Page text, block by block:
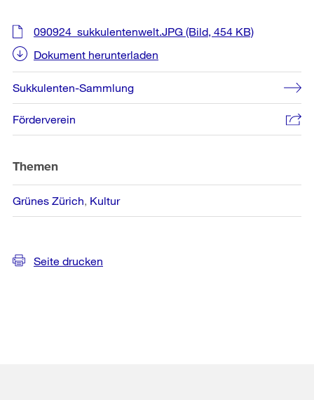
Weitere
Informationen
090924_sukkulentenwelt.JPG (Bild, 454 KB)
Dokument herunterladen
Sukkulenten-Sammlung
Förderverein
Themen
Grünes Zürich Kultur
Seite drucken